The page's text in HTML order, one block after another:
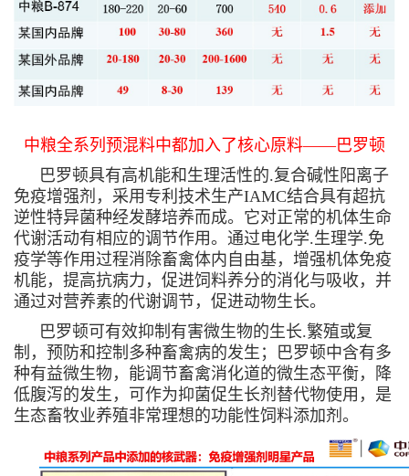
中粮全系列预混料中都加入了核心原料——巴罗顿
巴罗顿具有高机能和生理活性的.复合碱性阳离子
免疫增强剂，采用专利技术生产IAMC结合具有超抗
逆性特异菌种经发酵培养而成。它对正常的机体生命
代谢活动有相应的调节作用。通过电化学.生理学.免
疫学等作用过程消除畜禽体内自由基，增强机体免疫
机能，提高抗病力，促进饲料养分的消化与吸收，并
通过对营养素的代谢调节，促进动物生长。
巴罗顿可有效抑制有害微生物的生长.繁殖或复
制，预防和控制多种畜禽病的发生；巴罗顿中含有多
种有益微生物，能调节畜禽消化道的微生态平衡，降
低腹泻的发生，可作为抑菌促生长剂替代物使用，是
生态畜牧业养殖非常理想的功能性饲料添加剂。